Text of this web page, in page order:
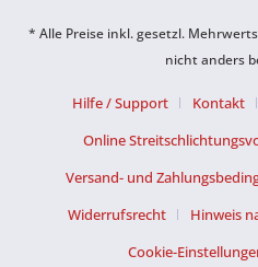
* Alle Preise inkl. gesetzl.
nicht anders
Hilfe / Support Kontakt
Online
Versand- und
Widerrufsrecht
Hinweis
Cookie-